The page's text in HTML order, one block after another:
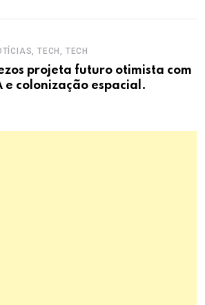
TECH, TECH
projeta futuro otimista com
e colonização espacial.